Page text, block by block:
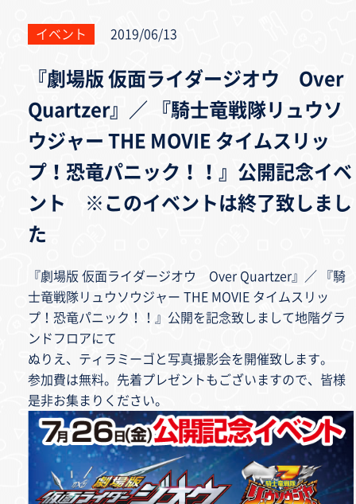
イベント 2019/06/13
『劇場版 仮面ライダージオウ Over
Quartzer』／ 『騎士竜戦隊リュウソ
ウジャー THE MOVIE タイムスリッ
プ！恐竜パニック！！』公開記念イベ
ント ※このイベントは終了致しまし
た
『劇場版 仮面ライダージオウ Over Quartzer』／ 『騎
士竜戦隊リュウソウジャー THE MOVIE タイムスリッ
プ！恐竜パニック！！』公開を記念致しまして地階グラ
ンドフロアにて
ぬりえ、ティラミーゴと写真撮影会を開催致します。
参加費は無料。先着プレゼントもございますので、皆様
是非お集まりください。